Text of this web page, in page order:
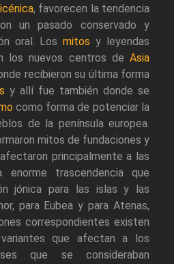
, favorecen la tendencia
un pasado conservado y
oral. Losmitos y leyendas
los nuevos centros de Asia
recibieron su última forma
y allí fue también donde se
como forma de potenciar la
de la península europea.
mitos de fundaciones y
principalmente a las
enorme trascendencia que
jónica para las islas y las
para Eubea y para Atenas,
correspondientes existen
que afectan a los
que se consideraban